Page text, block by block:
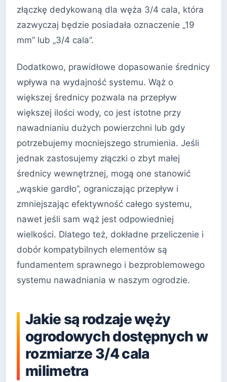
złączkę dedykowaną dla węża 3/4 cala, która
zazwyczaj będzie posiadała oznaczenie „19
mm” lub „3/4 cala”.
Dodatkowo, prawidłowe dopasowanie średnicy
wpływa na wydajność systemu. Wąż o
większej średnicy pozwala na przepływ
większej ilości wody, co jest istotne przy
nawadnianiu dużych powierzchni lub gdy
potrzebujemy mocniejszego strumienia. Jeśli
jednak zastosujemy złączki o zbyt małej
średnicy wewnętrznej, mogą one stanowić
„wąskie gardło”, ograniczając przepływ i
zmniejszając efektywność całego systemu,
nawet jeśli sam wąż jest odpowiedniej
wielkości. Dlatego też, dokładne przeliczenie i
dobór kompatybilnych elementów są
fundamentem sprawnego i bezproblemowego
systemu nawadniania w naszym ogrodzie.
Jakie są rodzaje węży
ogrodowych dostępnych w
rozmiarze 3/4 cala
milimetra